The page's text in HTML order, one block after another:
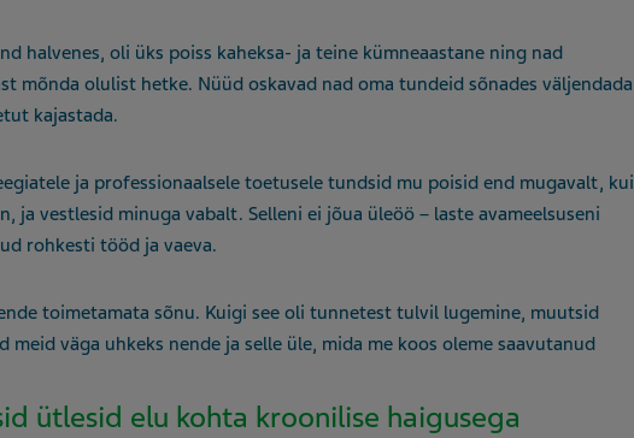
halvenes, oli üks poiss kaheksa- ja teine kümneaastane ning nad
mõnda olulist hetke. Nüüd oskavad nad oma tundeid sõnades väljendada
kajastada.
ja professionaalsele toetusele tundsid mu poisid end mugavalt, kui
ja vestlesid minuga vabalt. Selleni ei jõua üleöö – laste avameelsuseni
rohkesti tööd ja vaeva.
toimetamata sõnu. Kuigi see oli tunnetest tulvil lugemine, muutsid
meid väga uhkeks nende ja selle üle, mida me koos oleme saavutanud
ütlesid elu kohta kroonilise haigusega